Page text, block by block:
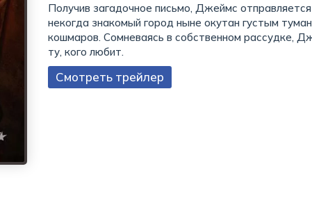
Получив загадочное письмо, Джеймс
некогда знакомый город ныне окутан густым
кошмаров. Сомневаясь в собственном рассудке,
ту, кого любит.
Смотреть трейлер